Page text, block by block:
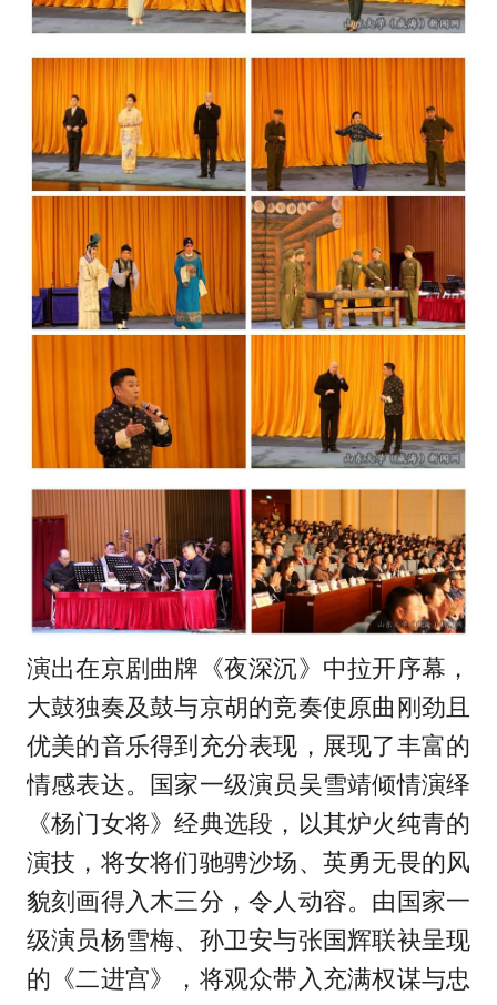
演出在京剧曲牌《夜深沉》中拉开序幕，
大鼓独奏及鼓与京胡的竞奏使原曲刚劲且
优美的音乐得到充分表现，展现了丰富的
情感表达。国家一级演员吴雪靖倾情演绎
《杨门女将》经典选段，以其炉火纯青的
演技，将女将们驰骋沙场、英勇无畏的风
貌刻画得入木三分，令人动容。由国家一
级演员杨雪梅、孙卫安与张国辉联袂呈现
的《二进宫》，将观众带入充满权谋与忠